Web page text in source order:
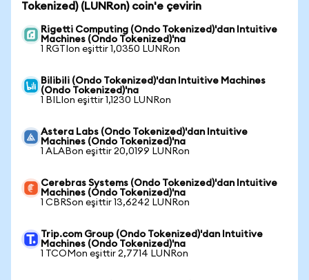
Tokenized) (LUNRon) coin'e çevirin
Rigetti Computing (Ondo Tokenized)'dan Intuitive
Machines (Ondo Tokenized)'na
1 RGTIon eşittir 1,0350 LUNRon
Bilibili (Ondo Tokenized)'dan Intuitive Machines
(Ondo Tokenized)'na
1 BILIon eşittir 1,1230 LUNRon
Astera Labs (Ondo Tokenized)'dan Intuitive
Machines (Ondo Tokenized)'na
1 ALABon eşittir 20,0199 LUNRon
Cerebras Systems (Ondo Tokenized)'dan Intuitive
Machines (Ondo Tokenized)'na
1 CBRSon eşittir 13,6242 LUNRon
Trip.com Group (Ondo Tokenized)'dan Intuitive
Machines (Ondo Tokenized)'na
1 TCOMon eşittir 2,7714 LUNRon